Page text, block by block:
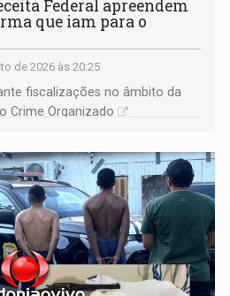
Federal apreendem
que iam para o
de 2026 às 20:25
fiscalizações no âmbito da
Crime Organizado